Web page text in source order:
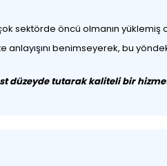
sektörde öncü olmanın yüklemiş
benimseyerek, bu
düzeyde tutarak kaliteli bir